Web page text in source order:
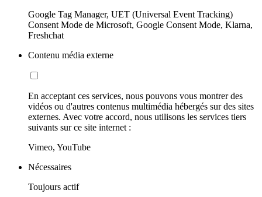
Google Tag Manager, UET (Universal Event Tracking)
Consent Mode de Microsoft, Google Consent Mode, Klarna,
Freshchat
Contenu média externe
En acceptant ces services, nous pouvons vous montrer des
vidéos ou d'autres contenus multimédia hébergés sur des sites
externes. Avec votre accord, nous utilisons les services tiers
suivants sur ce site internet :
Vimeo, YouTube
Nécessaires
Toujours actif